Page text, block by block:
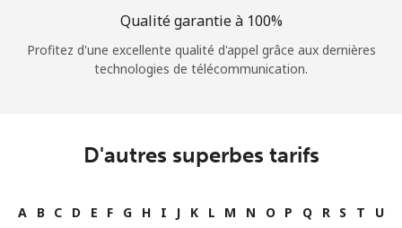
Qualité garantie à 100%
Profitez d'une excellente qualité d'appel grâce aux dernières
technologies de télécommunication.
D'autres superbes tarifs
A B C D E F G H I J K L M N O P Q R S T
U